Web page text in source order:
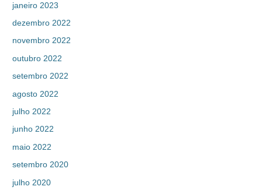
janeiro 2023
dezembro 2022
novembro 2022
outubro 2022
setembro 2022
agosto 2022
julho 2022
junho 2022
maio 2022
setembro 2020
julho 2020